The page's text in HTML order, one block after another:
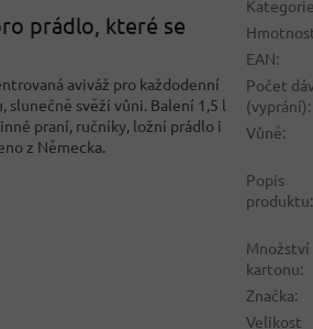
prádlo, které se
aviváž pro každodenní
slunečně svěží vůni. Balení 1,5 l
praní, ručníky, ložní prádlo i
z Německa.
Kategorie
EAN:
Počet
(vyprání):
Vůně:
Popis
produktu:
Množství
kartonu:
Značka:
Velikost